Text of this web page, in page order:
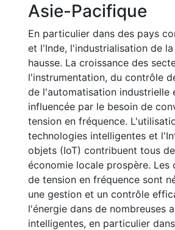
Asie-Pacifique
En particulier dans des pays
et l'Inde, l'industrialisation de
hausse. La croissance des
l'instrumentation, du contrôle
de l'automatisation industrielle
influencée par le besoin de
tension en fréquence.
technologies intelligentes et
objets (IoT) contribuent tous
économie locale prospère. Les
de tension en fréquence sont
une gestion et un contrôle
l'énergie dans de nombreuses
intelligentes, en particulier